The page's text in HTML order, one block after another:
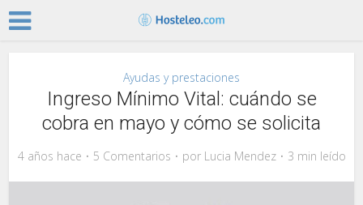
Ayudas y prestaciones
Ingreso Mínimo Vital: cuándo se
cobra en mayo y cómo se solicita
4 años hace 5 Comentarios por Lucia Mendez 3 min leído